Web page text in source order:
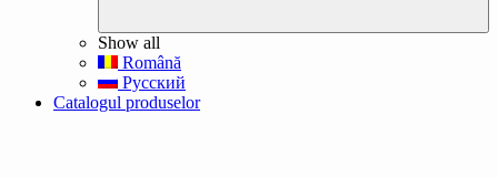
Show all
Română
Русский
Catalogul produselor